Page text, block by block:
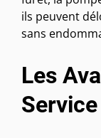
ils peuvent
sans
Les